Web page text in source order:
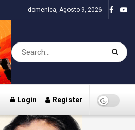
domenica, Agosto 9, 2026
Login Register